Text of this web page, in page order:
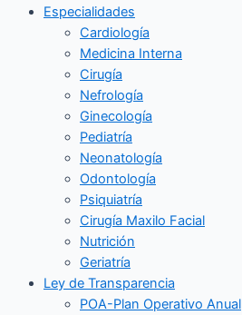
Especialidades
Cardiología
Medicina Interna
Cirugía
Nefrología
Ginecología
Pediatría
Neonatología
Odontología
Psiquiatría
Cirugía Maxilo Facial
Nutrición
Geriatría
Ley de Transparencia
POA-Plan Operativo Anual